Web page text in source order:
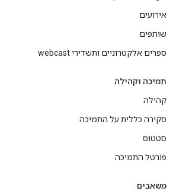
אירועים
שותפים
ספרים אלקטרוניים ותשדירי webcast
תמיכה וקהילה
קהילה
סקירה כללית על התמיכה
סטטוס
פורטל התמיכה
משאבים